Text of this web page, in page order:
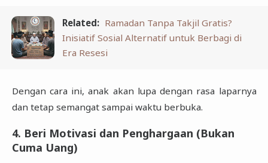
Related: Ramadan Tanpa Takjil Gratis?
Inisiatif Sosial Alternatif untuk Berbagi di
Era Resesi
Dengan cara ini, anak akan lupa dengan rasa laparnya
dan tetap semangat sampai waktu berbuka.
4. Beri Motivasi dan Penghargaan (Bukan
Cuma Uang)